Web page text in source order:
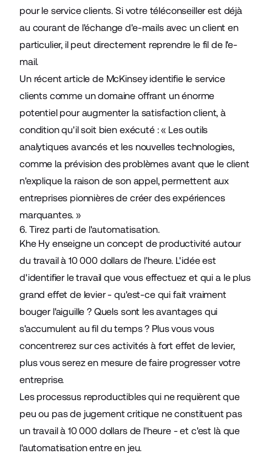
pour le service clients. Si votre téléconseiller est déjà
au courant de l'échange d'e-mails avec un client en
particulier, il peut directement reprendre le fil de l'e-
mail.
Un récent article de McKinseyidentifie le service
clients comme un domaine offrant un énorme
potentiel pour augmenter la satisfaction client, à
condition qu'il soit bien exécuté : « Les outils
analytiques avancés et les nouvelles technologies,
comme la prévision des problèmes avant que le client
n'explique la raison de son appel, permettent aux
entreprises pionnières de créer des expériences
marquantes. »
6. Tirez parti de l'automatisation.
Khe Hy enseigne un concept de productivité autour
du travail à 10 000 dollars de l'heure. L'idée est
d'identifier le travail que vous effectuez et qui a le plus
grand effet de levier - qu'est-ce qui fait vraiment
bouger l'aiguille ? Quels sont les avantages qui
s'accumulent au fil du temps ? Plus vous vous
concentrerez sur ces activités à fort effet de levier,
plus vous serez en mesure de faire progresser votre
entreprise.
Les processus reproductibles qui ne requièrent que
peu ou pas de jugement critique ne constituent pas
un travail à 10 000 dollars de l'heure - et c'est là que
l'automatisation entre en jeu.